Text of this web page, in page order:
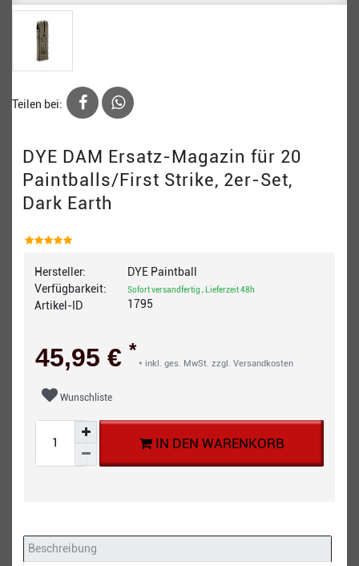
Teilen bei:
DYE DAM Ersatz-Magazin für 20
Paintballs/First Strike, 2er-Set,
Dark Earth
Hersteller:
Verfügbarkeit:
Artikel-ID
DYE Paintball
Sofort versandfertig , Lieferzeit 48h
1795
45,95 € *
* inkl. ges. MwSt. zzgl. Versandkosten
Wunschliste
IN DEN WARENKORB
Beschreibung